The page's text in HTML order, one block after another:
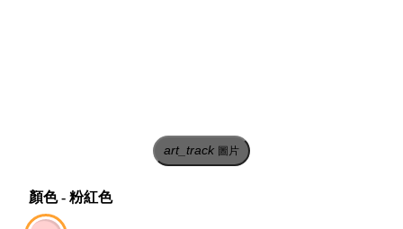
art_track 圖片
顏色- 粉紅色